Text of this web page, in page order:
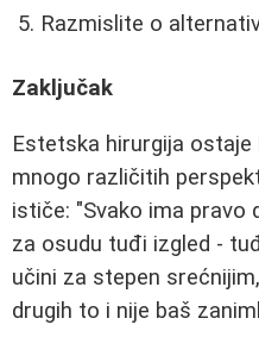
Razmislite o
Zaključak
Estetska hirurgija
mnogo različitih
ističe: "Svako ima pravo
za osudu tuđi izgled -
učini za stepen
drugih to i nije baš